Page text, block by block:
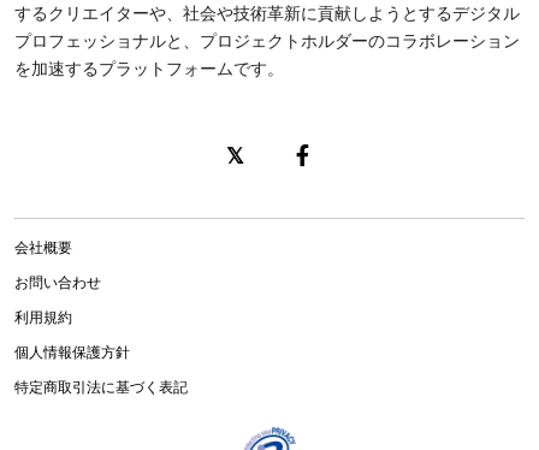
するクリエイターや、社会や技術革新に貢献しようとするデジタル
プロフェッショナルと、プロジェクトホルダーのコラボレーション
を加速するプラットフォームです。
会社概要
お問い合わせ
利用規約
個人情報保護方針
特定商取引法に基づく表記